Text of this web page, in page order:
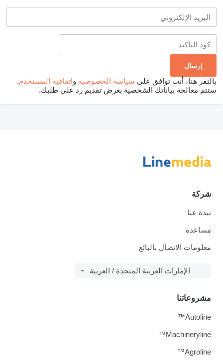
بالنقر هنا، أنت توافق على سياسة الخصوصية واتفاقية المستخدم.
ستتم معالجة بياناتك الشخصية بغرض تقديم رد على طلبك.
شركة
نبذة عنا
مساعدة
معلومات الاتصال بالبائع
الإمارات العربية المتحدة / العربية
مشروعاتنا
Autoline™
Machineryline™
Agroline™